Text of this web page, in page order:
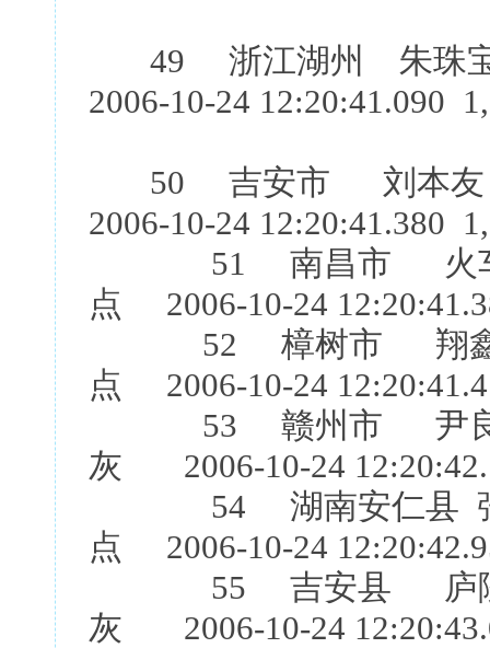
49 浙江湖州 朱
2006-10-24 12:20:41.090
50 吉安市 刘
2006-10-24 12:20:41.380
51 南昌市 火车
点 2006-10-24
52 樟树市 翔
点 2006-10-24
53 赣州市 尹
灰 2006-10-24
54 湖南安仁县
点 2006-10-24
55 吉安县 庐
灰 2006-10-24